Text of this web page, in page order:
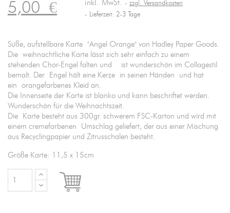
5,00€ inkl. MwSt.
zzgl. Versandkosten
Lieferzeit: 2-3 Tage
Süße, aufstellbare Karte "Angel Orange" von Hadley Paper Goods.
Die weihnachtliche Karte lässt sich sehr einfach zu einem
stehenden Chor-Engel falten und ist wunderschön im Collagestil
bemalt. Der Engel hält eine Kerze in seinen Händen und hat
ein orangefarbenes Kleid an.
Die Innenseite der Karte ist blanko und kann beschriftet werden.
Wunderschön für die Weihnachtszeit.
Die Karte besteht aus 300gr. schwerem FSC-Karton und wird mit
einem cremefarbenen Umschlag geliefert, der aus einer Mischung
aus Recyclingpapier und Zitrusschalen besteht.
Größe Karte: 11,5 x 15cm
